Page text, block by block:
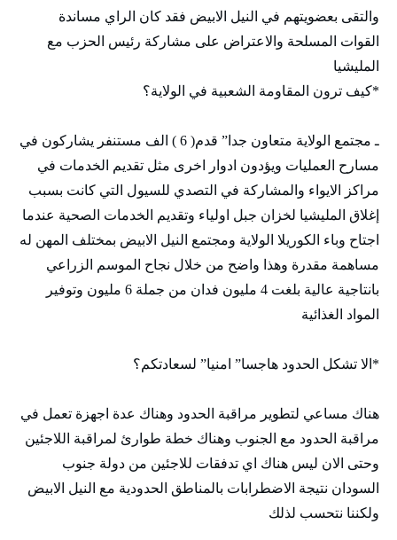
والتقى بعضويتهم في النيل الابيض فقد كان الراي مساندة
القوات المسلحة والاعتراض على مشاركة رئيس الحزب مع
المليشيا
*كيف ترون المقاومة الشعبية في الولاية؟
ـ مجتمع الولاية متعاون جدا” قدم( 6 ) الف مستنفر يشاركون في
مسارح العمليات ويؤدون ادوار اخرى مثل تقديم الخدمات في
مراكز الايواء والمشاركة في التصدي للسيول التي كانت بسبب
إغلاق المليشيا لخزان جبل اولياء وتقديم الخدمات الصحية عندما
اجتاح وباء الكوريلا الولاية ومجتمع النيل الابيض بمختلف المهن له
مساهمة مقدرة وهذا واضح من خلال نجاح الموسم الزراعي
بانتاجية عالية بلغت 4 مليون فدان من جملة 6 مليون وتوفير
المواد الغذائية
*الا تشكل الحدود هاجسا” امنيا” لسعادتكم؟
هناك مساعي لتطوير مراقبة الحدود وهناك عدة اجهزة تعمل في
مراقبة الحدود مع الجنوب وهناك خطة طوارئ لمراقبة اللاجئين
وحتى الان ليس هناك اي تدفقات للاجئين من دولة جنوب
السودان نتيجة الاضطرابات بالمناطق الحدودية مع النيل الابيض
ولكننا نتحسب لذلك